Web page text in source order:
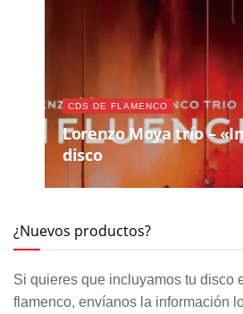
CDS DE FLAMENCO
Lorenzo Moya trío –
disco
¿Nuevos productos?
Si quieres que incluyamos tu disco
flamenco, envíanos la información